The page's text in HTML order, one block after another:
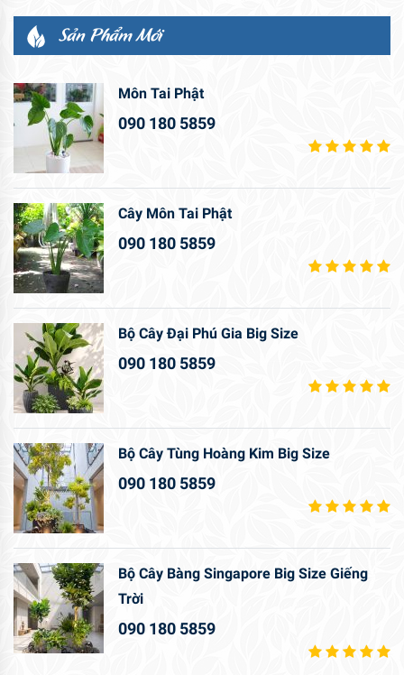
Sản Phẩm Mới
Môn Tai Phật
090 180 5859
Cây Môn Tai Phật
090 180 5859
Bộ Cây Đại Phú Gia Big Size
090 180 5859
Bộ Cây Tùng Hoàng Kim Big Size
090 180 5859
Bộ Cây Bàng Singapore Big Size Giếng
Trời
090 180 5859